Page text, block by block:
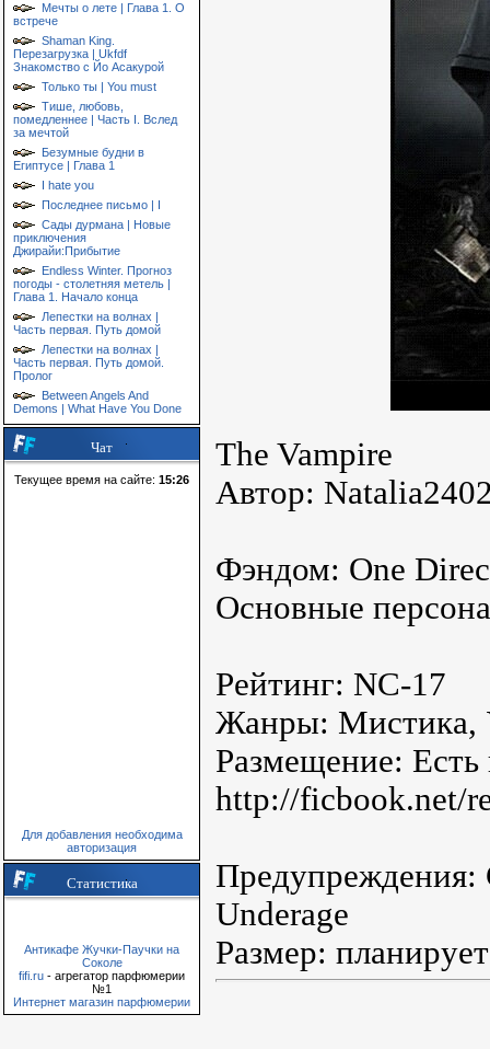
Мечты о лете | Глава 1. О
встрече
Shaman King.
Перезагрузка | Ukfdf
Знакомство с Йо Асакурой
Только ты | You must
Тише, любовь,
помедленнее | Часть I. Вслед
за мечтой
Безумные будни в
Египтусе | Глава 1
I hate you
Последнее письмо | I
Сады дурмана | Новые
приключения
Джирайи:Прибытие
Endless Winter. Прогноз
погоды - столетняя метель |
Глава 1. Начало конца
Лепестки на волнах |
Часть первая. Путь домой
Лепестки на волнах |
Часть первая. Путь домой.
Пролог
Between Angels And
Demons | What Have You Done
Чат
Текущее время на сайте: 15:26
Для добавления необходима
авторизация
Статистика
Антикафе Жучки-Паучки на
Соколе
fifi.ru - агрегатор парфюмерии
№1
Интернет магазин парфюмерии
The Vampire
Автор:
Фэндом: One
Основные
Рейтинг: NC-17
Жанры: Мистика,
Размещение:
http://ficbook.net/
Предупреждения:
Underage
Размер: